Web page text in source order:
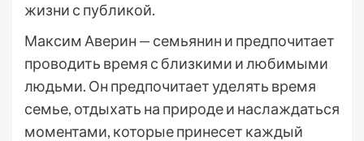
жизни с публикой.
Максим Аверин — семьянин и предпочитает
проводить время с близкими и любимыми
людьми. Он предпочитает уделять время
семье, отдыхать на природе и наслаждаться
моментами, которые принесет каждый